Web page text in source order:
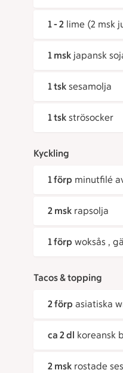
1 - 2 lime (2 msk
1 msk japansk
1 tsk sesamolja
1 tsk strösocker
Kyckling
1 förp minutfilé
2 msk rapsolja
1 förp woksås ,
Tacos & topping
2 förp asiatiska
ca 2 dl koreansk
2 msk rostade